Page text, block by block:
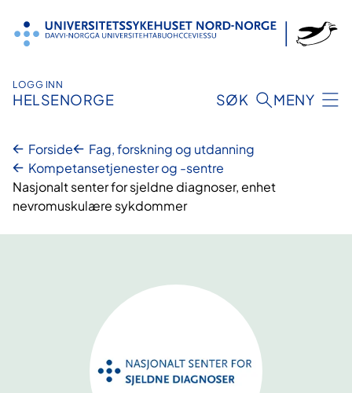
innhold
LOGG INN
HELSENORGE SØK MENY
Forside
Fag, forskning og utdanning
Kompetansetjenester og -sentre
Nasjonalt senter for sjeldne diagnoser, enhet
nevromuskulære sykdommer